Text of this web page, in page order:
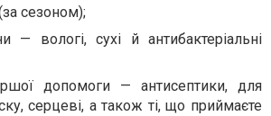
сезоном);
— вологі, сухі й антибактеріальні
допомоги — антисептики, для
серцеві, а також ті, що приймаєте